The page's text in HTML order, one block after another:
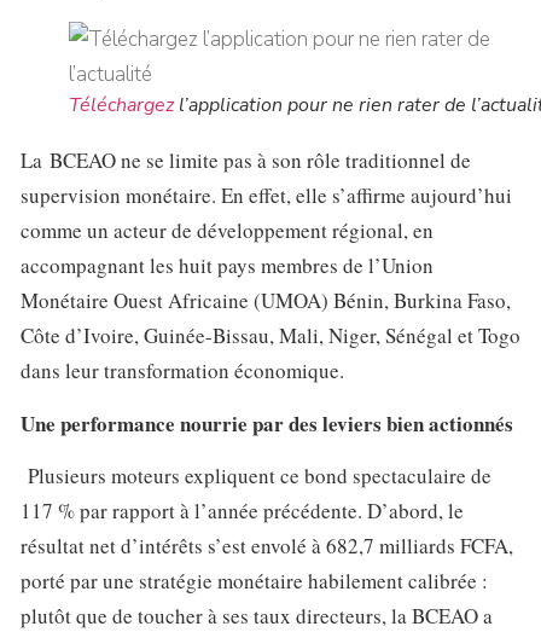
Téléchargezl’application pour ne rien rater de
La BCEAO ne se limite pas à son rôle traditionnel de
supervision monétaire. En effet, elle s’affirme aujourd’hui
comme un acteur de développement régional, en
accompagnant les huit pays membres de l’Union
Monétaire Ouest Africaine (UMOA) Bénin, Burkina Faso,
Côte d’Ivoire, Guinée-Bissau, Mali, Niger, Sénégal et Togo
dans leur transformation économique.
Une performance nourrie par des leviers bien actionnés
Plusieurs moteurs expliquent ce bond spectaculaire de
117 % par rapport à l’année précédente. D’abord, le
résultat net d’intérêts s’est envolé à 682,7 milliards FCFA,
porté par une stratégie monétaire habilement calibrée :
plutôt que de toucher à ses taux directeurs, la BCEAO a